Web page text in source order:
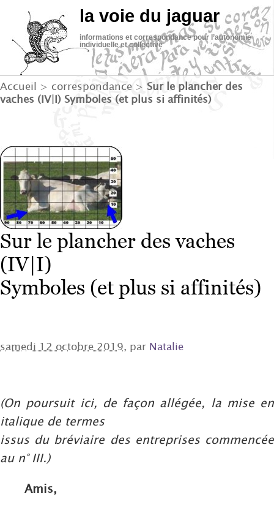
la voie du jaguar
informations et correspondance pour l’autonomie
individuelle et collective
Accueil > correspondance > Sur le plancher des
vaches (IV|I) Symboles (et plus si affinités)
Sur le plancher des vaches
(IV|I)
Symboles (et plus si affinités)
samedi 12 octobre 2019, par Natalie
(On poursuit ici, de façon allégée, la mise en
italique de termes
issus du bréviaire des entreprises commencée
au n° III.)
Amis,